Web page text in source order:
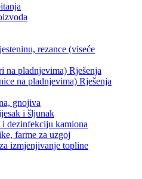
rezance (viseće
na pladnjevima) Rješenja
na pladnjevima) Rješenja
gnojiva
i šljunak
i dezinfekciju kamiona
farme za uzgoj
izmjenjivanje topline